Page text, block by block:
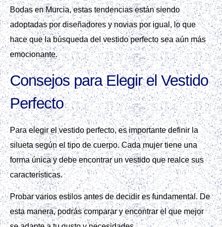
Bodas en Murcia, estas tendencias están siendo
adoptadas por diseñadores y novias por igual, lo que
hace que la búsqueda del vestido perfecto sea aún más
emocionante.
Consejos para Elegir el Vestido
Perfecto
Para elegir el vestido perfecto, es importante definir la
silueta según el tipo de cuerpo. Cada mujer tiene una
forma única y debe encontrar un vestido que realce sus
características.
Probar varios estilos antes de decidir es fundamental. De
esta manera, podrás comparar y encontrar el que mejor